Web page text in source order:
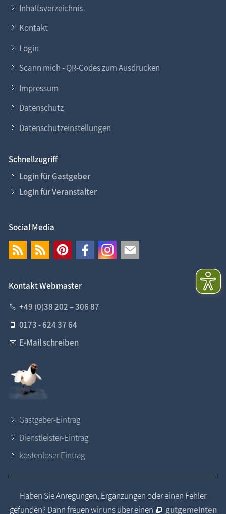
Inhaltsverzeichnis
Kontakt
Login
Scann mich - QR-Codes zum Ausdrucken
Impressum
Datenschutz
Datenschutzeinstellungen
Schnellzugriff
Login für Gastgeber
Login für Veranstalter
Social Media
Kontakt Webmaster
+49 (0)38 202 – 306 87
0173 - 624 37 64
E-Mail schreiben
Gastgeber-Eintrag
Dienstleister-Eintrag
kostenloser Eintrag
Haben Sie Anregungen, Ergänzungen oder einen Fehler
gefunden? Dann freuen wir uns über einen
gutgemeinten